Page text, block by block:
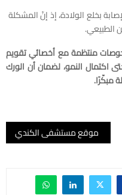
بخلع الولادة، إذ إنّ المشكلة
الطبيعي.
منتظمة مع أخصائي تقويم
16-18 عامًا، أي حتى اكتمال النمو، لضمان أن الورك
مبكّرًا.
موقع مستشفى الكندي